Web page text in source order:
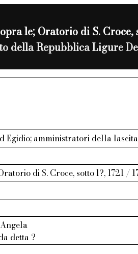
le; Oratorio di S. Croce,
della Repubblica Ligure
Egidio; amministratori della
di S. Croce, sotto l?, 1721 /
detta ?